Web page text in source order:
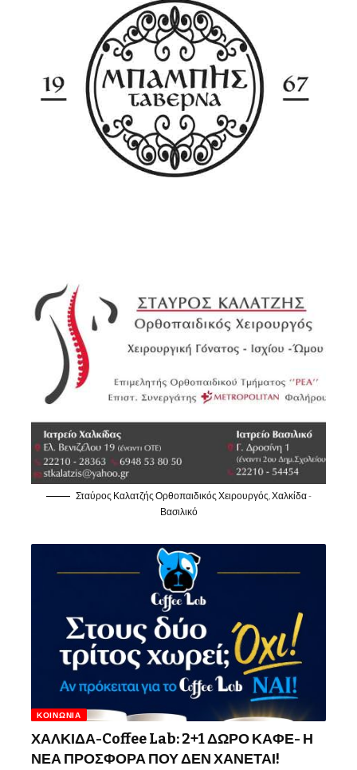
Σταύρος Καλατζής Ορθοπαιδικός Χειρουργός, Χαλκίδα -
Βασιλικό
ΚΟΙΝΩΝΊΑ
ΧΑΛΚΙΔΑ-Coffee Lab: 2+1 ΔΩΡΟ ΚΑΦΕ- Η
ΝΕΑ ΠΡΟΣΦΟΡΑ ΠΟΥ ΔΕΝ ΧΑΝΕΤΑΙ!